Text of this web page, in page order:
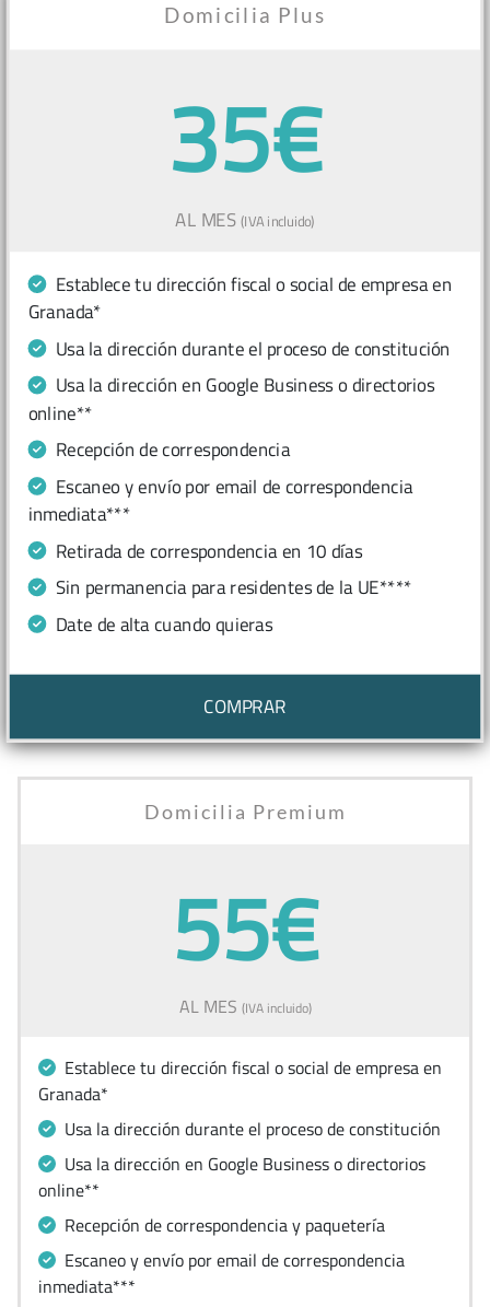
Domicilia Plus
35€
AL MES(IVA incluido)
Establece tu dirección fiscal o social de empresa en
Granada*
Usa la dirección durante el proceso de constitución
Usa la dirección en Google Business o directorios
online**
Recepción de correspondencia
Escaneo y envío por email de correspondencia
inmediata***
Retirada de correspondencia en 10 días
Sin permanencia para residentes de la UE****
Date de alta cuando quieras
COMPRAR
Domicilia Premium
55€
AL MES (IVA incluido)
Establece tu dirección fiscal o social de empresa en
Granada*
Usa la dirección durante el proceso de constitución
Usa la dirección en Google Business o directorios
online**
Recepción de correspondencia y paquetería
Escaneo y envío por email de correspondencia
inmediata***